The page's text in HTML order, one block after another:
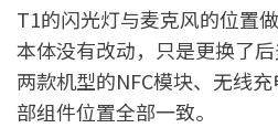
T1的闪光灯与麦克风的位置
本体没有改动，只是更换了
两款机型的NFC模块、无线
部组件位置全部一致。